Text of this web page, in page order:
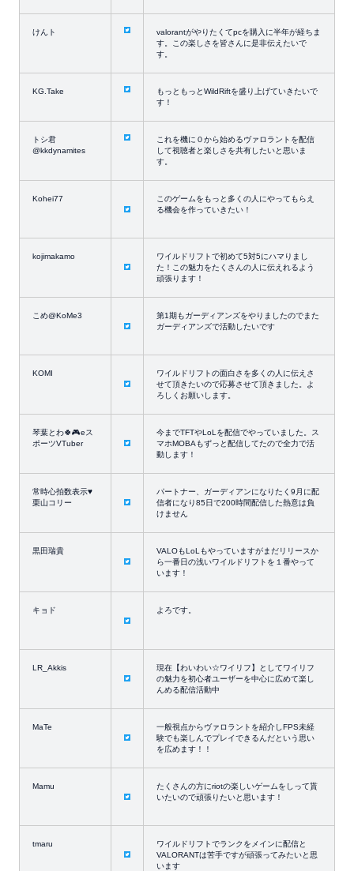
けんト
valorantがやりたくてpcを購入に半年が経ちま
す。この楽しさを皆さんに是非伝えたいで
す。
KG.Take
もっともっとWildRiftを盛り上げていきたいで
す！
トシ君
@kkdynamites
これを機に０から始めるヴァロラントを配信
して視聴者と楽しさを共有したいと思いま
す。
Kohei77
このゲームをもっと多くの人にやってもらえ
る機会を作っていきたい！
kojimakamo
ワイルドリフトで初めて5対5にハマりまし
た！この魅力をたくさんの人に伝えれるよう
頑張ります！
こめ@KoMe3
第1期もガーディアンズをやりましたのでまた
ガーディアンズで活動したいです
KOMI
ワイルドリフトの面白さを多くの人に伝えさ
せて頂きたいので応募させて頂きました。よ
ろしくお願いします。
琴葉とわ🍀️🎮eス
ポーツVTuber
今までTFTやLoLを配信でやっていました。ス
マホMOBAもずっと配信してたので全力で活
動します！
常時心拍数表示♥️
栗山コリー
パートナー、ガーディアンになりたく9月に配
信者になり85日で200時間配信した熱意は負
けません
黒田瑞貴
VALOもLoLもやっていますがまだリリースか
ら一番日の浅いワイルドリフトを１番やって
います！
キョド よろです。
LR_Akkis
現在【わいわい☆ワイリフ】としてワイリフ
の魅力を初心者ユーザーを中心に広めて楽し
んめる配信活動中
MaTe
一般視点からヴァロラントを紹介しFPS未経
験でも楽しんでプレイできるんだという思い
を広めます！！
Mamu
たくさんの方にriotの楽しいゲームをしって貰
いたいので頑張りたいと思います！
tmaru
ワイルドリフトでランクをメインに配信と
VALORANTは苦手ですが頑張ってみたいと思
います